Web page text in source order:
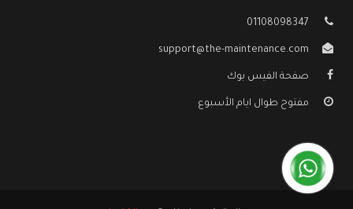
01108098347
support@the-maintenance.com
صفحة الفيس بوك
مفتوح طوال ايام الأسبوع